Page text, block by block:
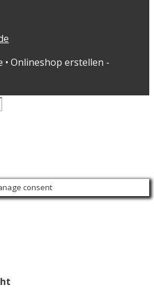
• Onlineshop erstellen -
consent